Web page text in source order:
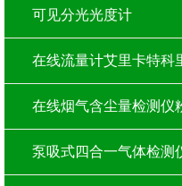
可见分光光度计
在线流量计艾里卡特科
在线烟气含尘量检测仪
泵吸式四合一气体检测